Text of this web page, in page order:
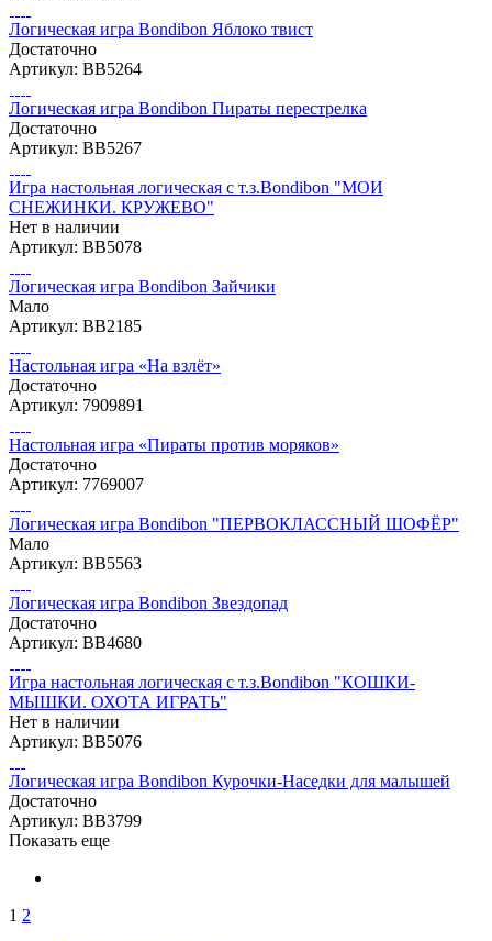
Логическая игра Bondibon Яблоко твист
Достаточно
Артикул: ВВ5264
Логическая игра Bondibon Пираты перестрелка
Достаточно
Артикул: ВВ5267
Игра настольная логическая с т.з.Bondibon "МОИ
СНЕЖИНКИ. КРУЖЕВО"
Нет в наличии
Артикул: ВВ5078
Логическая игра Bondibon Зайчики
Мало
Артикул: ВВ2185
Настольная игра «На взлёт»
Достаточно
Артикул: 7909891
Настольная игра «Пираты против моряков»
Достаточно
Артикул: 7769007
Логическая игра Bondibon "ПЕРВОКЛАССНЫЙ ШОФЁР"
Мало
Артикул: ВВ5563
Логическая игра Bondibon Звездопад
Достаточно
Артикул: ВВ4680
Игра настольная логическая с т.з.Bondibon "КОШКИ-
МЫШКИ. ОХОТА ИГРАТЬ"
Нет в наличии
Артикул: ВВ5076
Логическая игра Bondibon Курочки-Наседки для малышей
Достаточно
Артикул: ВВ3799
Показать еще
1 2